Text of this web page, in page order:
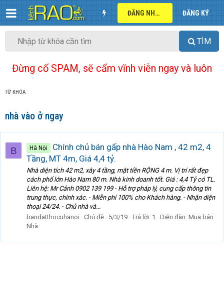
ĐĂNG NHẬP ĐĂNG KÝ
TÌM
Đừng cố SPAM, sẽ cấm vĩnh viễn ngay và luôn
TỪ KHÓA
nhà vào ở ngay
B Hà Nội
Chính chủ bán gấp nhà Hào Nam , 42 m2, 4
Tầng, MT 4m, Giá 4,4 tỷ.
Nhà diện tích 42 m2, xây 4 tầng, mặt tiền RỘNG 4 m. Vị trí rất đẹp
cách phố lớn Hào Nam 80 m. Nhà kinh doanh tốt. Giá : 4,4 Tỷ có TL.
Liên hệ: Mr Cảnh 0902 139 199 - Hỗ trợ pháp lý, cung cấp thông tin
trung thực, chính xác. - Miễn phí 100% cho Khách hàng. - Nhận diện
thoại 24/24. - Chủ nhà và...
bandatthocuhanoi
Chủ đề 5/3/19 Trả lời: 1 Diễn đàn: Mua bán
Nhà